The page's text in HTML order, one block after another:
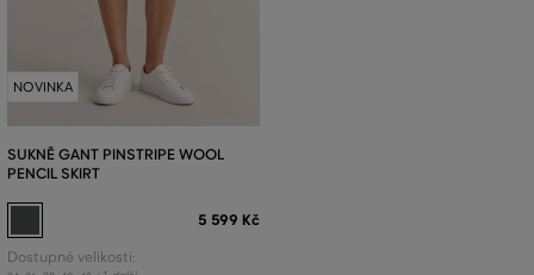
NOVINKA
SUKNĚ GANT PINSTRIPE WOOL
PENCIL SKIRT
5 599 Kč
Dostupné velikosti: